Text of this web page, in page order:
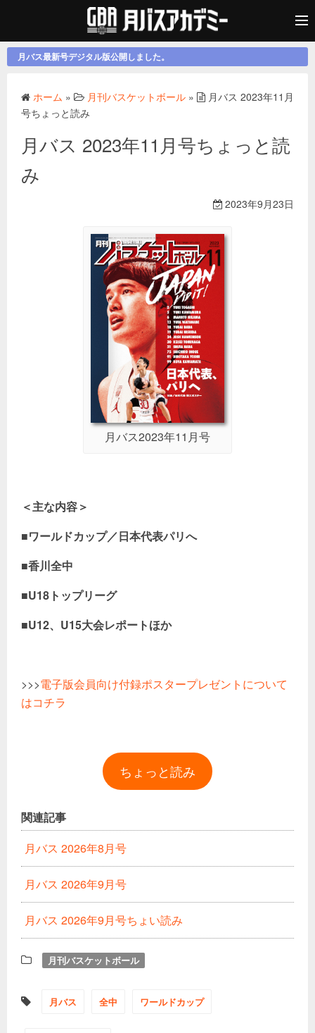
月バス最新号デジタル版公開しました。
ホーム » 月刊バスケットボール »
月バス 2023年11月
号ちょっと読み
月バス 2023年11月号ちょっと読
み
2023年9月23日
月バス2023年11月号
＜主な内容＞
■ワールドカップ／日本代表パリへ
■香川全中
■U18トップリーグ
■U12、U15大会レポートほか
>>>電子版会員向け付録ポスタープレゼントについて
はコチラ
ちょっと読み
関連記事
月バス 2026年8月号
月バス 2026年9月号
月バス 2026年9月号ちょい読み
月刊バスケットボール
月バス 全中 ワールドカップ